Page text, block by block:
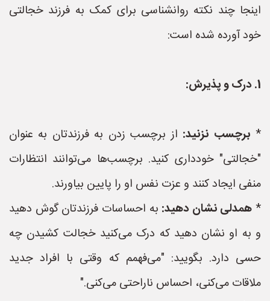
اینجا چند نکته روانشناسی برای کمک به فرزند خجالتی
خود آورده شده است:
1. درک و پذیرش:
* برچسب نزنید: از برچسب زدن به فرزندتان به عنوان
"خجالتی" خودداری کنید. برچسب‌ها می‌توانند انتظارات
منفی ایجاد کنند و عزت نفس او را پایین بیاورند.
* همدلی نشان دهید: به احساسات فرزندتان گوش دهید
و به او نشان دهید که درک می‌کنید خجالت کشیدن چه
حسی دارد. بگویید: "می‌فهمم که وقتی با افراد جدید
ملاقات می‌کنی، احساس ناراحتی می‌کنی."